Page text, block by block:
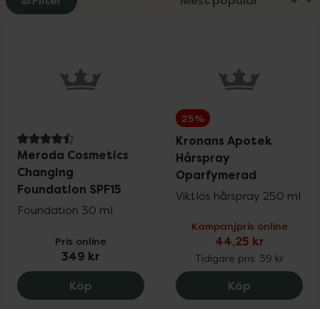
4.5 av 5 i omdöme
Meroda Cosmetics
Changing
Foundation SPF15
Foundation 30 ml
Pris online
349 kr
Köp Meroda Cosmetics Changing
25%
Kronans Apotek
Hårspray
Oparfymerad
Viktlös hårspray 250 ml
Kampanjpris online
44,25 kr
Tidigare pris: 59 kr
Köp Kronans